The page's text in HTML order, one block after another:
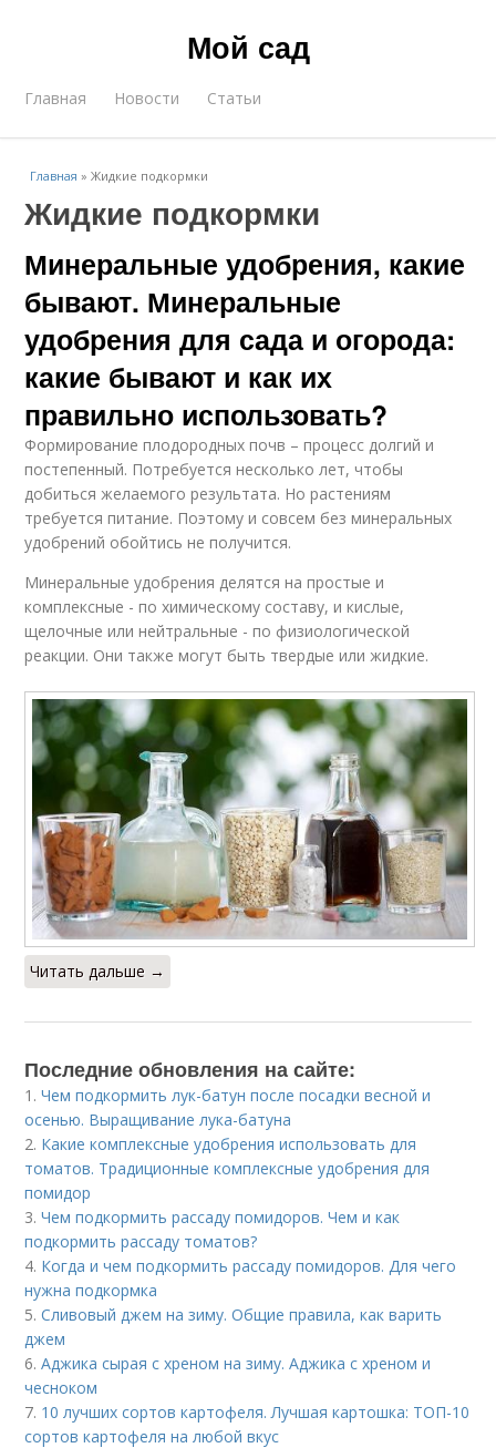
Мой сад
Главная Новости Статьи
Главная »Жидкие подкормки
Жидкие подкормки
Минеральные удобрения, какие
бывают. Минеральные
удобрения для сада и огорода:
какие бывают и как их
правильно использовать?
Формирование плодородных почв – процесс долгий и
постепенный. Потребуется несколько лет, чтобы
добиться желаемого результата. Но растениям
требуется питание. Поэтому и совсем без минеральных
удобрений обойтись не получится.
Минеральные удобрения делятся на простые и
комплексные - по химическому составу, и кислые,
щелочные или нейтральные - по физиологической
реакции. Они также могут быть твердые или жидкие.
Читать дальше →
Последние обновления на сайте:
1.Чем подкормить лук-батун после посадки весной и
осенью. Выращивание лука-батуна
2. Какие комплексные удобрения использовать для
томатов. Традиционные комплексные удобрения для
помидор
3.Чем подкормить рассаду помидоров. Чем и как
подкормить рассаду томатов?
4. Когда и чем подкормить рассаду помидоров. Для чего
нужна подкормка
5.Сливовый джем на зиму. Общие правила, как варить
джем
6.Аджика сырая с хреном на зиму. Аджика с хреном и
чесноком
7. 10 лучших сортов картофеля. Лучшая картошка: ТОП-10
сортов картофеля на любой вкус